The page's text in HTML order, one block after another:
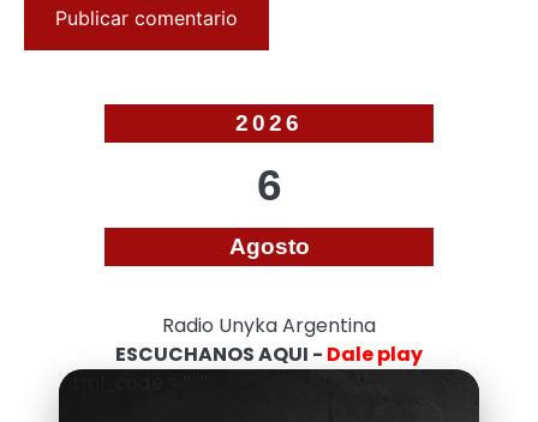
2026
6
Agosto
Radio Unyka Argentina
ESCUCHANOS AQUI - Dale play